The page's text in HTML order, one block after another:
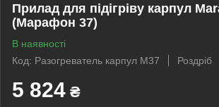
Прилад для підігріву карпул
(Марафон 37)
В наявності
Код: Разогреватель карпул М37
Роздріб
5 824 ₴